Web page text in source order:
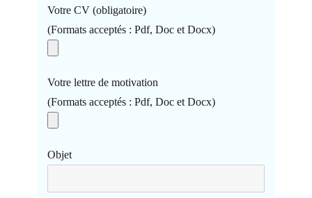
Votre CV (obligatoire)
(Formats acceptés : Pdf, Doc et Docx)
Votre lettre de motivation
(Formats acceptés : Pdf, Doc et Docx)
Objet